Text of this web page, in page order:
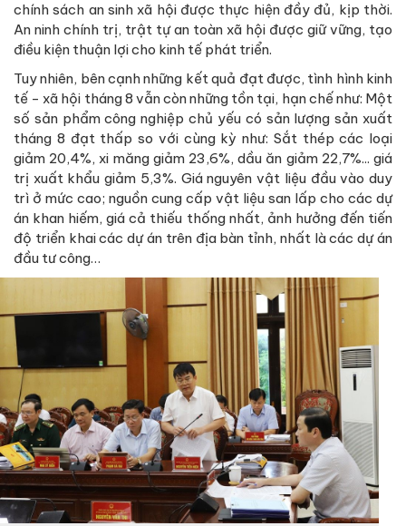
chính sách an sinh xã hội được thực hiện đầy đủ, kịp thời.
An ninh chính trị, trật tự an toàn xã hội được giữ vững, tạo
điều kiện thuận lợi cho kinh tế phát triển.
Tuy nhiên, bên cạnh những kết quả đạt được, tình hình kinh
tế - xã hội tháng 8 vẫn còn những tồn tại, hạn chế như: Một
số sản phẩm công nghiệp chủ yếu có sản lượng sản xuất
tháng 8 đạt thấp so với cùng kỳ như: Sắt thép các loại
giảm 20,4%, xi măng giảm 23,6%, dầu ăn giảm 22,7%... giá
trị xuất khẩu giảm 5,3%. Giá nguyên vật liệu đầu vào duy
trì ở mức cao; nguồn cung cấp vật liệu san lấp cho các dự
án khan hiếm, giá cả thiếu thống nhất, ảnh hưởng đến tiến
độ triển khai các dự án trên địa bàn tỉnh, nhất là các dự án
đầu tư công…